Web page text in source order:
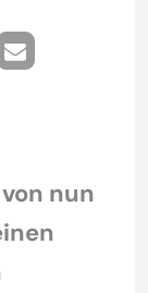
nun